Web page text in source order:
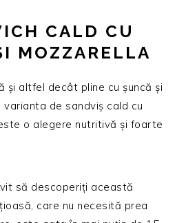
CALD CU
MOZZARELLA
și altfel decât pline cu șuncă și
de sandviș cald cu
o alegere nutritivă și foarte
să descoperiți această
care nu necesită prea